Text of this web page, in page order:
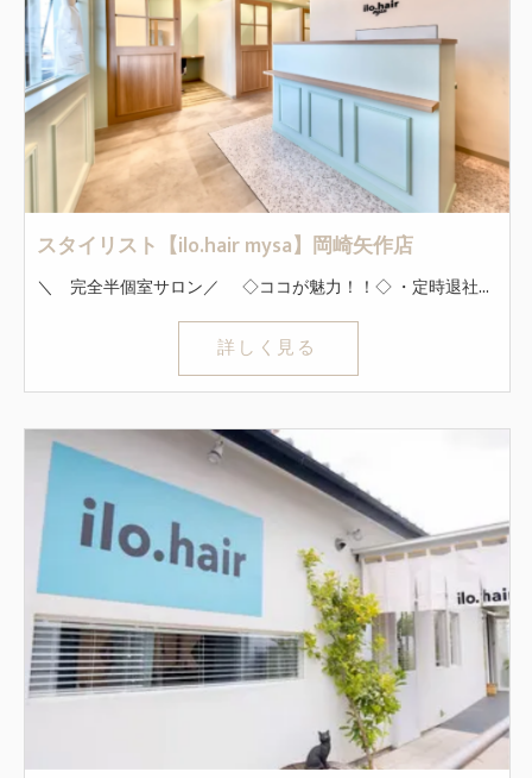
スタイリスト【ilo.hair mysa】岡崎矢作店
＼ 完全半個室サロン／ ◇ココが魅力！！◇ ・定時退社で時間も休みも自由！残業なし！ ・連休の取得もOK！土日休み可能！ ・半個室でのマンツーマンの接客ができます！ 新規客は毎月100名以上！ SNS活動をしなくても安定して指名に繋げる事ができます！ ◇初めての業務委託でも安心！◇ ほぼ全員が業務委託未経験からスタートしました！ 会社からのサポートも充実していますのでご安心ください。 40万円の最低保証あり！ ←週休2日の場合 圧倒的な集客力で接客に集中できる！ ホットペッパービューティでも注目サロンとして取り上げられています！ ◇インセンティブ◇ 技術売上50～65％バック！ 指名料は100％バック！ 基準を超えたら給与も上がるシステムなので、思いっきり稼ぎたい方も必見です。 *～*～*～*～*～*～*～*～*～*～*～*～*～*～* まずはどんな職場か是非覗いてみてください◎ 「見学のみ」もお気軽にご応募くださいね！ *～*～*～*～*～*～*～*～*～*～*～*～*～*～*
詳しく見る